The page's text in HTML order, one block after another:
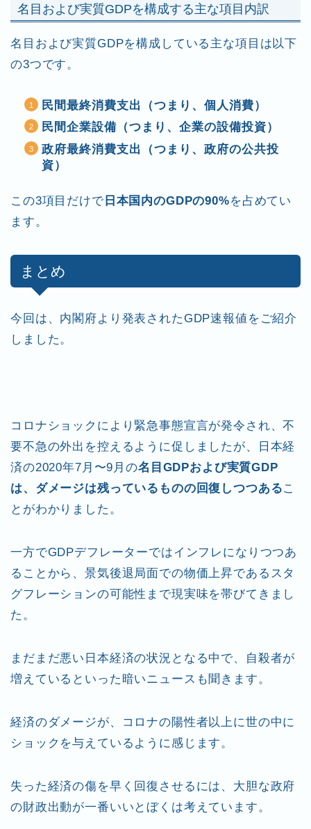
名目および実質GDPを構成する主な項目内訳
名目および実質GDPを構成している主な項目は以下
の3つです。
民間最終消費支出（つまり、個人消費）
民間企業設備（つまり、企業の設備投資）
政府最終消費支出（つまり、政府の公共投
資）
この3項目だけで 日本国内のGDPの90%を占めてい
ます。
まとめ
今回は、内閣府より発表されたGDP速報値をご紹介
しました。
コロナショックにより緊急事態宣言が発令され、不
要不急の外出を控えるように促しましたが、日本経
済の2020年7月〜9月の名目GDPおよび実質GDP
は、ダメージは残っているものの回復しつつあるこ
とがわかりました。
一方でGDPデフレーターではインフレになりつつあ
ることから、景気後退局面での物価上昇であるスタ
グフレーションの可能性まで現実味を帯びてきまし
た。
まだまだ悪い日本経済の状況となる中で、自殺者が
増えているといった暗いニュースも聞きます。
経済のダメージが、コロナの陽性者以上に世の中に
ショックを与えているように感じます。
失った経済の傷を早く回復させるには、大胆な政府
の財政出動が一番いいとぼくは考えています。